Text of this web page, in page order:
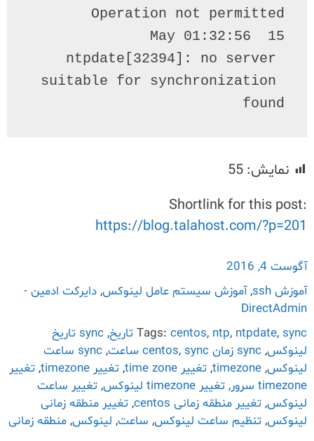
15 May 01:32:56
ntpdate[32394]: no server
suitable for synchronization
found
نمایش: 55
Shortlink for this post:
https://blog.talahost.com/?p=201
آگوست 4, 2016
آموزش ssh
,آموزش سیستم عامل لینوکس, دایرکت ادمین -
DirectAdmin
Tags: centos, ntp, ntpdate, sync تاریخ ,
sync تاریخ
لینوکس, sync زمان centos , sync ساعت ,
sync ساعت
لینوکس,
timezone
, تغییر time zone , تغییر timezone , تغییر
timezone سرور
, تغییر timezone لینوکس , تغییر ساعت
لینوکس, تغییر منطقه زمانی centos , تغییر منطقه زمانی
لینوکس, تنظیم ساعت لینوکس, ساعت, لینوکس, منطقه زمانی